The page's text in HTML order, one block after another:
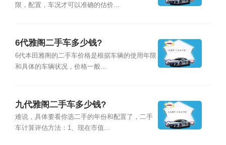
限，配置，车况才可以准确的估价...
6代雅阁二手车多少钱?
6代本田雅阁的二手车价格是根据车辆的使用年限
和具体的车辆状况，价格一般...
九代雅阁二手车多少钱?
难说，具体要看你选二手的年份和配置了，二手
车计算评估方法：1、现在市值...